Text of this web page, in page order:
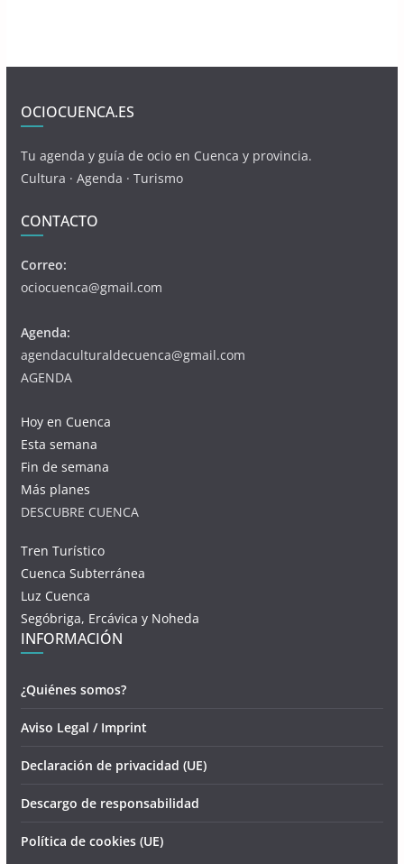
OCIOCUENCA.ES
Tu agenda y guía de ocio en Cuenca y provincia.
Cultura · Agenda · Turismo
CONTACTO
Correo:
ociocuenca@gmail.com
Agenda:
agendaculturaldecuenca@gmail.com
AGENDA
Hoy en Cuenca
Esta semana
Fin de semana
Más planes
DESCUBRE CUENCA
Tren Turístico
Cuenca Subterránea
Luz Cuenca
Segóbriga, Ercávica y Noheda
INFORMACIÓN
¿Quiénes somos?
Aviso Legal / Imprint
Declaración de privacidad (UE)
Descargo de responsabilidad
Política de cookies (UE)